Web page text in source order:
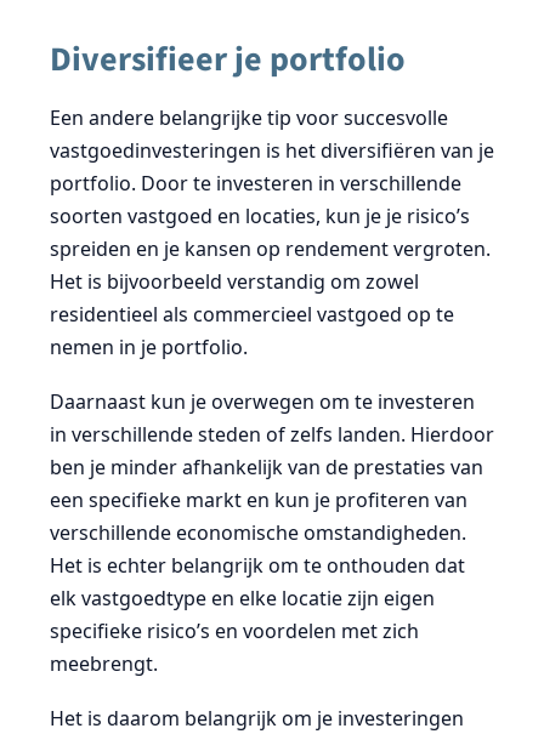
Diversifieer je portfolio
Een andere belangrijke tip voor succesvolle
vastgoedinvesteringen is het diversifiëren van je
portfolio. Door te investeren in verschillende
soorten vastgoed en locaties, kun je je risico’s
spreiden en je kansen op rendement vergroten.
Het is bijvoorbeeld verstandig om zowel
residentieel als commercieel vastgoed op te
nemen in je portfolio.
Daarnaast kun je overwegen om te investeren
in verschillende steden of zelfs landen. Hierdoor
ben je minder afhankelijk van de prestaties van
een specifieke markt en kun je profiteren van
verschillende economische omstandigheden.
Het is echter belangrijk om te onthouden dat
elk vastgoedtype en elke locatie zijn eigen
specifieke risico’s en voordelen met zich
meebrengt.
Het is daarom belangrijk om je investeringen